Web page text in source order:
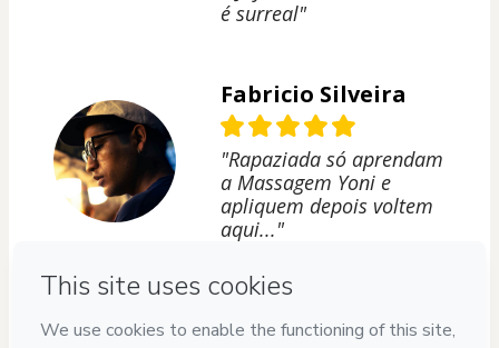
é surreal"
Fabricio Silveira
"Rapaziada só aprendam
a Massagem Yoni e
apliquem depois voltem
aqui..."
Your information is 100% secure